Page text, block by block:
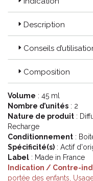
du Diffuseur anti-
Code ACL : 2901874
Code EAN :
Description
Conseils
Composition
Volume : 45 ml
Nombre d’unités : 2
Nature de produit :
Recharge
Conditionnement :
Spécificité(s) : Actif
Label : Made in France
Indication / Contre-
portée des enfants,